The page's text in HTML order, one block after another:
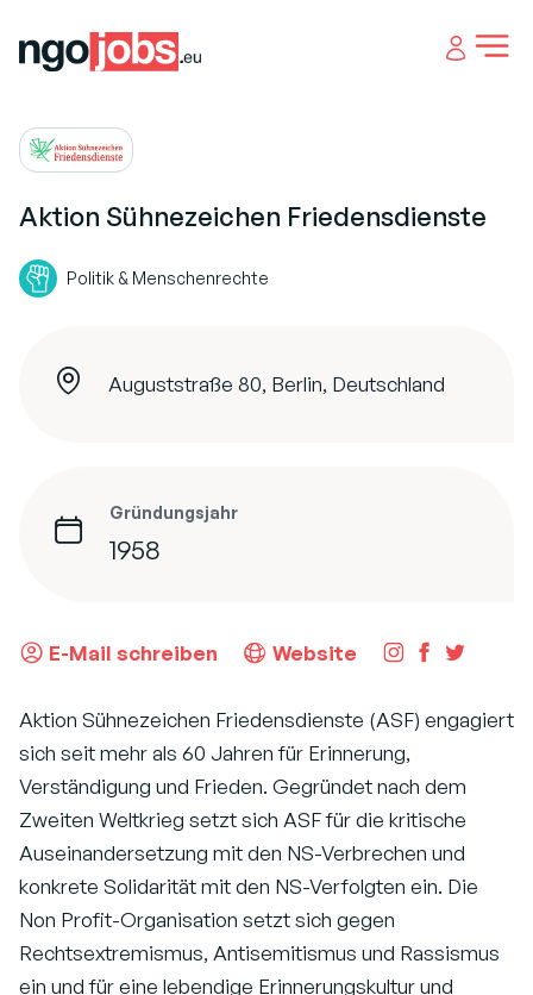
Open
Aktion Sühnezeichen Friedensdienste
Politik & Menschenrechte
Auguststraße 80, Berlin, Deutschland
Gründungsjahr
1958
E-Mail schreiben Website
Aktion Sühnezeichen Friedensdienste (ASF) engagiert
sich seit mehr als 60 Jahren für Erinnerung,
Verständigung und Frieden. Gegründet nach dem
Zweiten Weltkrieg setzt sich ASF für die kritische
Auseinandersetzung mit den NS-Verbrechen und
konkrete Solidarität mit den NS-Verfolgten ein. Die
Non Profit-Organisation setzt sich gegen
Rechtsextremismus, Antisemitismus und Rassismus
ein und für eine lebendige Erinnerungskultur und